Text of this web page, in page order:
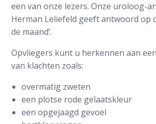
een van onze lezers. Onze uroloog-
Herman Leliefeld geeft antwoord op
de maand’.
Opvliegers kunt u herkennen aan
van klachten zoals:
overmatig zweten
een plotse rode gelaatskleur
een opgejaagd gevoel